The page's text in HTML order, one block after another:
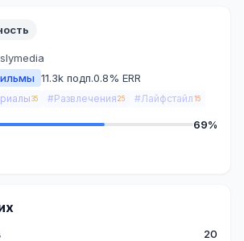
11.3k подп.0.8% ERR
35 #Развлечения 25 #Лайфстайл 15
69%
20